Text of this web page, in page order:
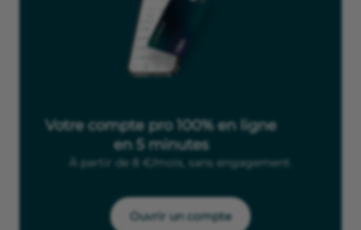
Votre compte pro 100% en ligne
en 5 minutes
À partir de 8 €/mois, sans engagement.
Ouvrir un compte